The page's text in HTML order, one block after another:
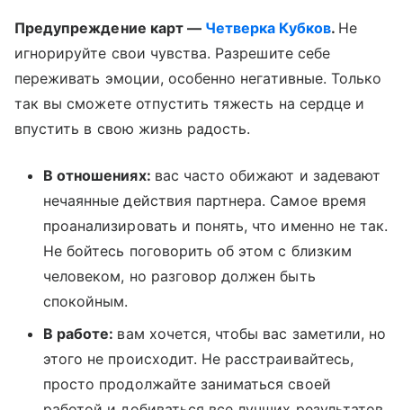
Предупреждение карт — Четверка Кубков. Не
игнорируйте свои чувства. Разрешите себе
переживать эмоции, особенно негативные. Только
так вы сможете отпустить тяжесть на сердце и
впустить в свою жизнь радость.
В отношениях: вас часто обижают и задевают
нечаянные действия партнера. Самое время
проанализировать и понять, что именно не так.
Не бойтесь поговорить об этом с близким
человеком, но разговор должен быть
спокойным.
В работе: вам хочется, чтобы вас заметили, но
этого не происходит. Не расстраивайтесь,
просто продолжайте заниматься своей